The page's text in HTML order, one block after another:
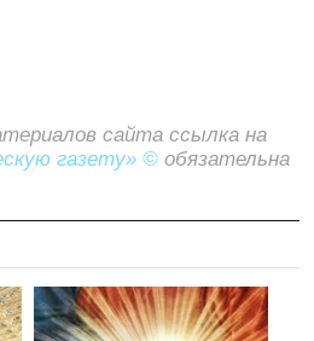
сайта ссылка на
газету» © обязательна